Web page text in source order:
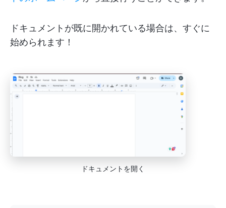
ドキュメントが既に開かれている場合は、すぐに
始められます！
ドキュメントを開く